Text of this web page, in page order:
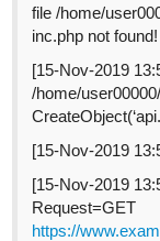
file /home/
inc.php not found!
[15-Nov-2019
/home/
[15-Nov-2019
[15-Nov-2019
Request=GET
https://